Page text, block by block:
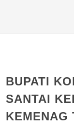
BUPATI
SANTAI
KEMENAG